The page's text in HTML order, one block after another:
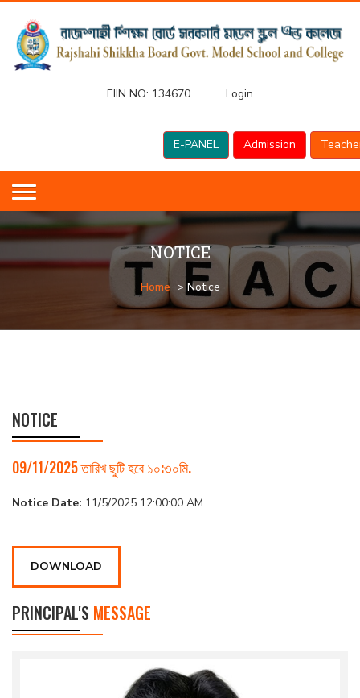
EIIN NO: 134670 Login
E-PANEL Admission
NOTICE
Home > Notice
NOTICE
09/11/2025 তারিখ ছুটি হবে ১০:৩০মি.
Notice Date: 11/5/2025 12:00:00 AM
DOWNLOAD
PRINCIPAL'S MESSAGE